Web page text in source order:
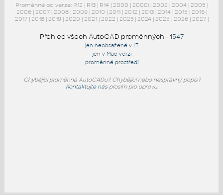
Proměnné od verze: R12 | R13 | R14 | 2000 | 2000i | 2002 | 2004 | 2005 |
2006 | 2007 | 2008 | 2009 | 2010 | 2011 | 2012 | 2013 | 2014 | 2015 | 2016 |
2017 | 2018 | 2019 | 2020 | 2021 | 2022 | 2023 | 2024 | 2025 | 2026 | 2027 |
Přehled všech AutoCAD proměnných - 1547
jen neobsažené v LT
jen v Mac verzi
proměnné prostředí
Chybějící proměnná AutoCADu? Chybějící nebo nesprávný popis?
Kontaktujte násprosím pro opravu.